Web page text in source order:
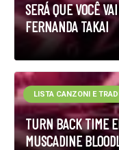
SERÁ QUE VOCÊ
FERNANDA TAKAI
TURN BACK TIME
MUSCADINE
LISTA CANZONI E